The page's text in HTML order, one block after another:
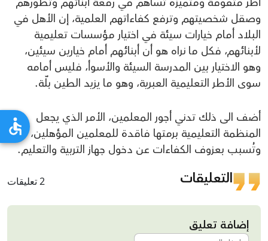
وصقل شخصيتهم وترفع كفاءاتهم العلمية، إن الأهل في
البلاد أمام خيارات سيئة في اختيار مؤسسات تعليمية
لأبنائهم، فكل ما نراه هو أن أبنائهم أمام خيارين سيئين،
وهو الاختيار بين المدرسة السيئة والأسوأ، فليس أمامه
سوى الأطر التعليمية العبرية، وهو ما يزيد الطين بلّة.
أضف الى ذلك تدني أجور المعلمين، الأمر الذي يجعل
المنظمة التعليمية برمتها فاقدة للمعلمين المؤهلين،
وتُسبب بعزوف الكفاءات عن دخول جهاز التربية والتعليم.
التعليقات 2 تعليقات
إضافة تعليق